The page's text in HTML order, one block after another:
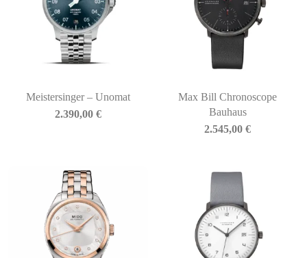
Meistersinger – Unomat
2.390,00 €
Max Bill Chronoscope
Bauhaus
2.545,00€